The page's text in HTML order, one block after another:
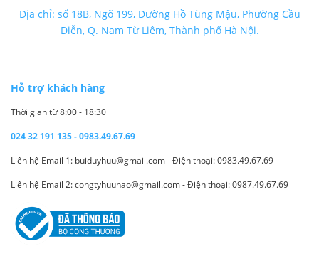
Địa chỉ: số 18B, Ngõ 199, Đường Hồ Tùng Mậu, Phường Cầu
Diễn, Q. Nam Từ Liêm, Thành phố Hà Nội.
Hỗ trợ khách hàng
Thời gian từ 8:00 - 18:30
024 32 191 135 - 0983.49.67.69
Liên hệ Email 1: buiduyhuu@gmail.com - Điện thoại: 0983.49.67.69
Liên hệ Email 2: congtyhuuhao@gmail.com - Điện thoại: 0987.49.67.69